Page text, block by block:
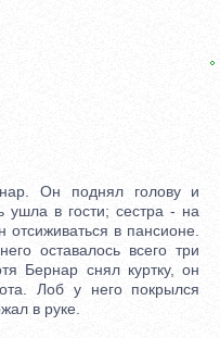
Он поднял голову и
ушла в гости; сестра - на
в пансионе.
оставалось всего три
Бернар снял куртку, он
Лоб у него покрылся
в руке.